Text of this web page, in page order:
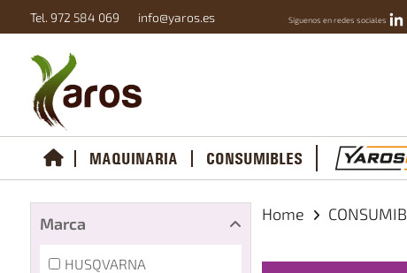
Tel. 972 584 069 info@yaros.es Síguenos en redes sociales
MAQUINARIA CONSUMIBLES
Marca
HUSQVARNA
Home